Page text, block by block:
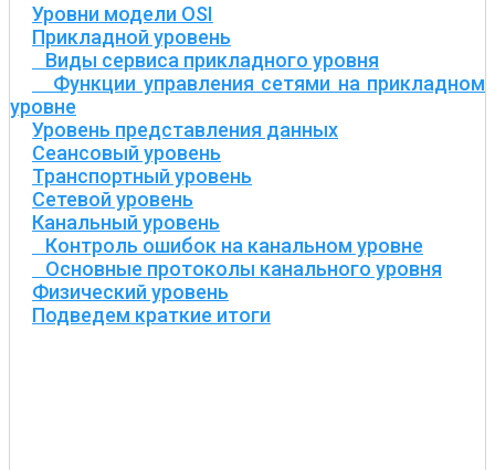
Уровни модели OSI
Прикладной уровень
Виды сервиса прикладного уровня
Функции управления сетями на прикладном
уровне
Уровень представления данных
Сеансовый уровень
Транспортный уровень
Сетевой уровень
Канальный уровень
Контроль ошибок на канальном уровне
Основные протоколы канального уровня
Физический уровень
Подведем краткие итоги